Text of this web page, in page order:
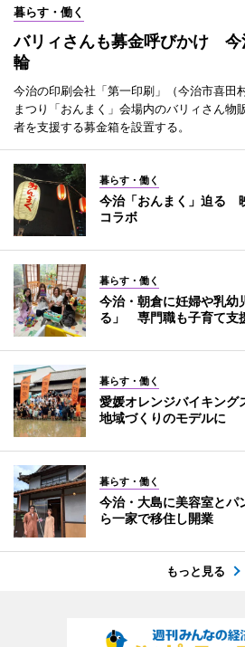
暮らす・働く
バリィさんも募金呼びかけ 今
輪
今治の印刷会社「第一印刷」（今治市喜田
まつり「おんまく」会場内のバリィさん物
者を支援する募金箱を設置する。
暮らす・働く
今治「おんまく」迫る
コラボ
暮らす・働く
今治・朝倉に妊婦や乳幼
る」 専門職も子育て支
暮らす・働く
愛媛オレンジバイキン
地域づくりのモデルに
暮らす・働く
今治・大島に美容室と
ら一家で移住し開業
もっと見る